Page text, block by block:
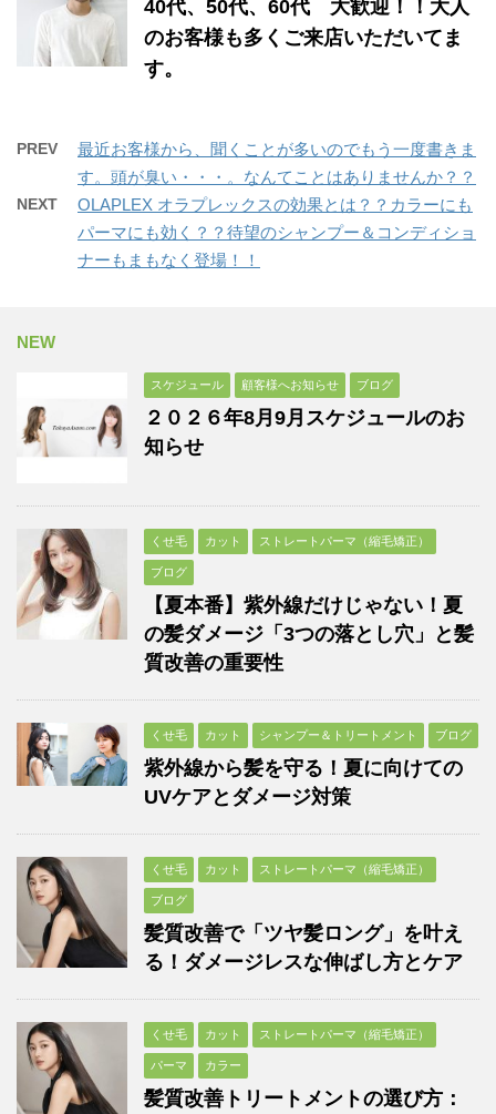
40代、50代、60代 大歓迎！！大人
のお客様も多くご来店いただいてま
す。
PREV
最近お客様から、聞くことが多いのでもう一度書きま
す。頭が臭い・・・。なんてことはありませんか？？
NEXT
OLAPLEX オラプレックスの効果とは？？カラーにも
パーマにも効く？？待望のシャンプー＆コンディショ
ナーもまもなく登場！！
NEW
スケジュール 顧客様へお知らせ ブログ
２０２６年8月9月スケジュールのお
知らせ
くせ毛 カット ストレートパーマ（縮毛矯正）
ブログ
【夏本番】紫外線だけじゃない！夏
の髪ダメージ「3つの落とし穴」と髪
質改善の重要性
くせ毛 カット シャンプー＆トリートメント ブログ
紫外線から髪を守る！夏に向けての
UVケアとダメージ対策
くせ毛 カット ストレートパーマ（縮毛矯正）
ブログ
髪質改善で「ツヤ髪ロング」を叶え
る！ダメージレスな伸ばし方とケア
くせ毛 カット ストレートパーマ（縮毛矯正）
パーマ カラー
髪質改善トリートメントの選び方：